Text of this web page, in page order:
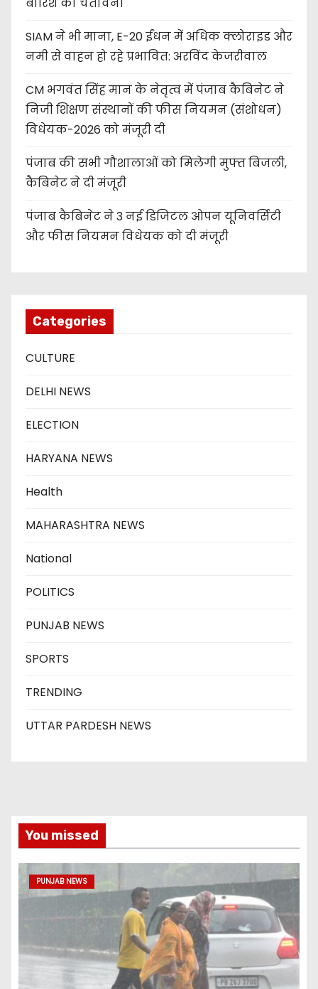
बारिश की चेतावनी
SIAM ने भी माना, E-20 ईंधन में अधिक क्लोराइड और
नमी से वाहन हो रहे प्रभावित: अरविंद केजरीवाल
CM भगवंत सिंह मान के नेतृत्व में पंजाब कैबिनेट ने
निजी शिक्षण संस्थानों की फीस नियमन (संशोधन)
विधेयक-2026 को मंजूरी दी
पंजाब की सभी गौशालाओं को मिलेगी मुफ्त बिजली,
कैबिनेट ने दी मंजूरी
पंजाब कैबिनेट ने 3 नई डिजिटल ओपन यूनिवर्सिटी
और फीस नियमन विधेयक को दी मंजूरी
Categories
CULTURE
DELHI NEWS
ELECTION
HARYANA NEWS
Health
MAHARASHTRA NEWS
National
POLITICS
PUNJAB NEWS
SPORTS
TRENDING
UTTAR PARDESH NEWS
You missed
PUNJAB NEWS